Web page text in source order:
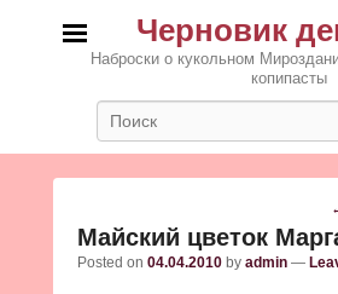
Черновик
Наброски о кукольном
копипасты
Майский цветок
Posted on 04.04.2010 by admin —